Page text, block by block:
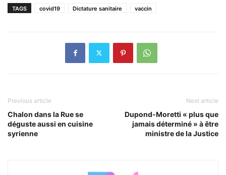
TAGS covid19 Dictature sanitaire vaccin
Previous article
Chalon dans la Rue se
déguste aussi en cuisine
syrienne
Next article
Dupond-Moretti « plus que
jamais déterminé » à être
ministre de la Justice